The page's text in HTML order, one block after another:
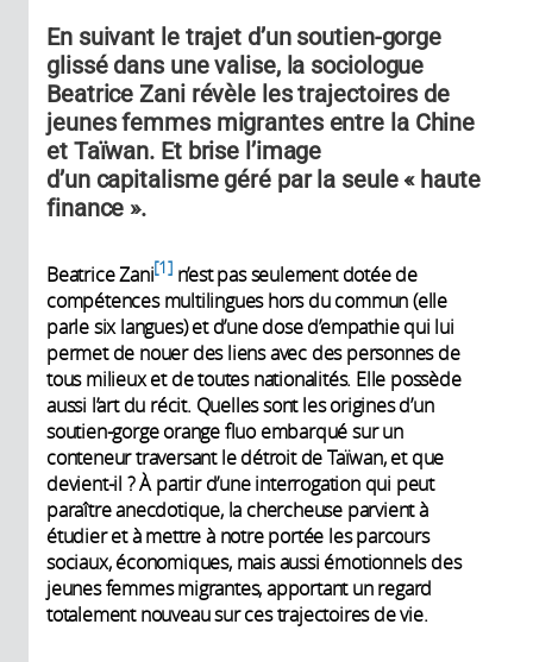
En suivant le trajet d’un soutien-gorge
glissé dans une valise, la sociologue
Beatrice Zani révèle les trajectoires de
jeunes femmes migrantes entre la Chine
et Taïwan. Et brise l’image
d’un capitalisme géré par la seule « haute
finance ».
Beatrice Zani 1 n’est pas seulement dotée de
compétences multilingues hors du commun (elle
parle six langues) et d’une dose d’empathie qui lui
permet de nouer des liens avec des personnes de
tous milieux et de toutes nationalités. Elle possède
aussi l’art du récit. Quelles sont les origines d’un
soutien-gorge orange fluo embarqué sur un
conteneur traversant le détroit de Taïwan, et que
devient-il ? À partir d’une interrogation qui peut
paraître anecdotique, la chercheuse parvient à
étudier et à mettre à notre portée les parcours
sociaux, économiques, mais aussi émotionnels des
jeunes femmes migrantes, apportant un regard
totalement nouveau sur ces trajectoires de vie.